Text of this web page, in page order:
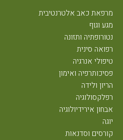
מרפאת כאב אלטרנטיבית
מגע וגוף
נטורופתיה ותזונה
רפואה סינית
טיפולי אנרגיה
פסיכותרפיה ואימון
הריון ולידה
רפלקסולוגיה
אבחון אירידיולוגיה
יוגה
קורסים וסדנאות